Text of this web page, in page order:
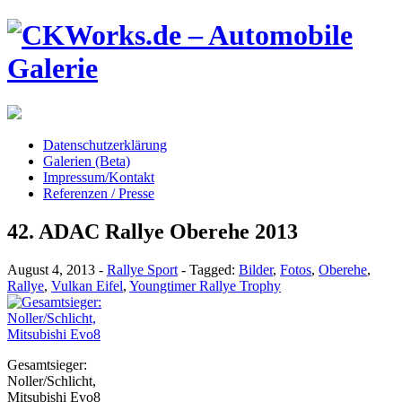
Datenschutzerklärung
Galerien (Beta)
Impressum/Kontakt
Referenzen / Presse
42. ADAC Rallye Oberehe 2013
August 4, 2013 - Rallye Sport - Tagged: Bilder, Fotos, Oberehe,
Rallye, Vulkan Eifel, Youngtimer Rallye Trophy
Gesamtsieger:
Noller/Schlicht,
Mitsubishi Evo8